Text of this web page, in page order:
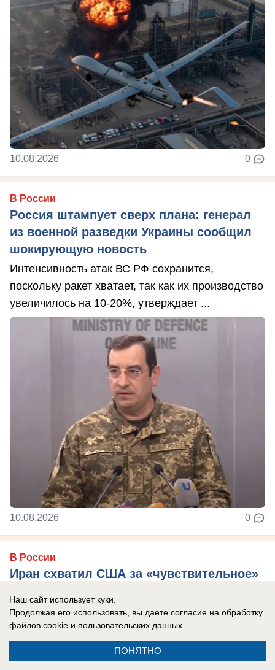
10.08.2026 0
В России
Россия штампует сверх плана: генерал
из военной разведки Украины сообщил
шокирующую новость
Интенсивность атак ВС РФ сохранится,
поскольку ракет хватает, так как их производство
увеличилось на 10-20%, утверждает ...
10.08.2026 0
В России
Иран схватил США за «чувствительное»
и без ядерной сделки
Президент США уже готов ограничиться
единственным требованием - открыть Ормузский
пролив, пишет The Wall Street Journal.
Наш сайт использует куки.
Продолжая его использовать, вы даете согласие на обработку
файлов cookie и пользовательских данных.
ПОНЯТНО